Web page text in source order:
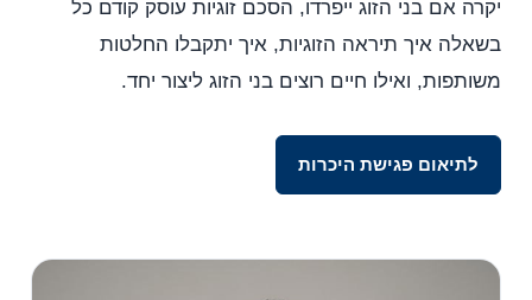
יקרה אם בני הזוג ייפרדו, הסכם זוגיות עוסק קודם כל
בשאלה איך תיראה הזוגיות, איך יתקבלו החלטות
משותפות, ואילו חיים רוצים בני הזוג ליצור יחד.
לתיאום פגישת היכרות